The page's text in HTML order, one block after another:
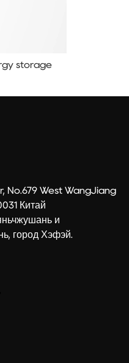
storage
No.679 West WangJiang
Китай
и
город Хэфэй.